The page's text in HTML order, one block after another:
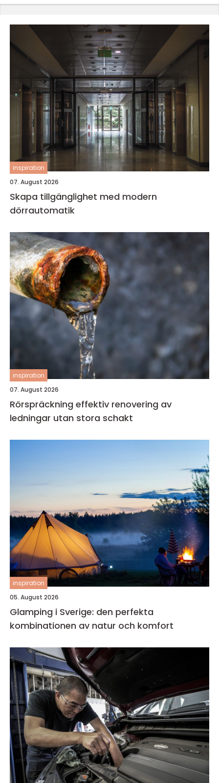
inspiration
07. August 2026
Skapa tillgänglighet med modern
dörrautomatik
inspiration
07. August 2026
Rörspräckning effektiv renovering av
ledningar utan stora schakt
inspiration
05. August 2026
Glamping i Sverige: den perfekta
kombinationen av natur och komfort